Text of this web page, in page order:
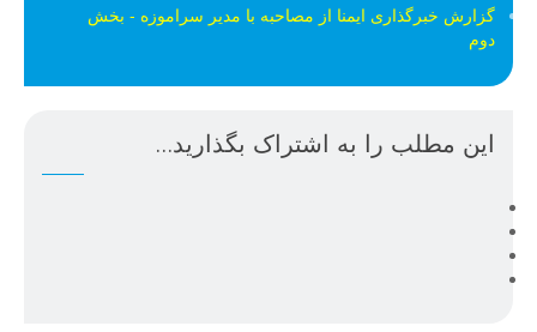
گزارش خبرگذاری ایمنا از مصاحبه با مدیر سراموزه - بخش
دوم
این مطلب را به اشتراک بگذارید...